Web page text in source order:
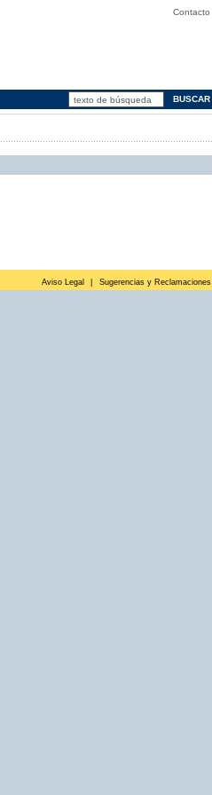
Contacto
Aviso Legal Sugerencias y Reclamaciones